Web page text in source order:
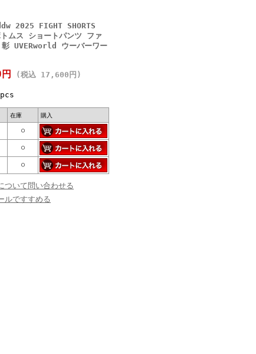
2025 FIGHT SHORTS
ムス ショートパンツ ファ
UVERworld ウーバーワー
(税込 17,600円)
pcs
在庫 購入
○
○
○
ついて問い合わせる
ルですすめる